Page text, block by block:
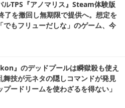
ルTPS『アノマリス』Steam体験版
了を撤回し無期限で提供へ。想定を
もフリューだしな」のゲーム、今
』のデッドプールは瞬獄殺も使え
舞技が元ネタの隠しコマンドが発見
プードリームを使わざるを得ない」